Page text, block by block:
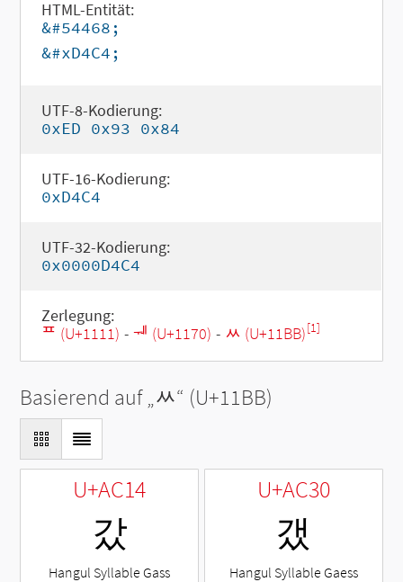
HTML-Entität:
&#54468;
&#xD4C4;
UTF-8-Kodierung:
0xED 0x93 0x84
UTF-16-Kodierung:
0xD4C4
UTF-32-Kodierung:
0x0000D4C4
Zerlegung:
ᄑ (U+1111) - ᅰ (U+1170) - ᆻ (U+11BB)[1]
Basierend auf „ᆻ“ (U+11BB)
U+AC14
갔
Hangul Syllable Gass
U+AC30
갰
Hangul Syllable Gaess